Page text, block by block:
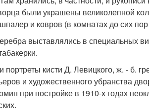
были украшены великолепной
и ковров (в комнатах до сих
выставлялись в специальных
кисти Д. Левицкого, ж. - б.
и художественного убранства
при постройке в 1910-х годах